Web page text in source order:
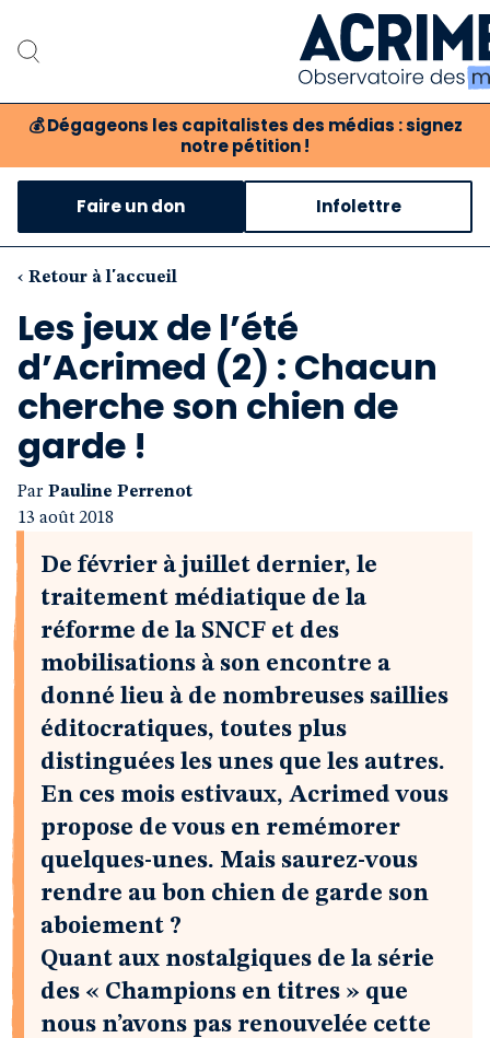
💰 Dégageons les capitalistes des médias : signez
notre pétition !
Notre critique des
Boutique
Faire un don Infolettre
‹ Retour à l'accueil
Les jeux de l’été
d’Acrimed (2) : Chacun
cherche son chien de
garde !
Par Pauline Perrenot
13 août 2018
De février à juillet dernier, le
traitement médiatique de la
réforme de la SNCF et des
mobilisations à son encontre a
donné lieu à de nombreuses saillies
éditocratiques, toutes plus
distinguées les unes que les autres.
En ces mois estivaux, Acrimed vous
propose de vous en remémorer
quelques-unes. Mais saurez-vous
rendre au bon chien de garde son
aboiement ?
Quant aux nostalgiques de la série
des « Champions en titres » que
nous n’avons pas renouvelée cette